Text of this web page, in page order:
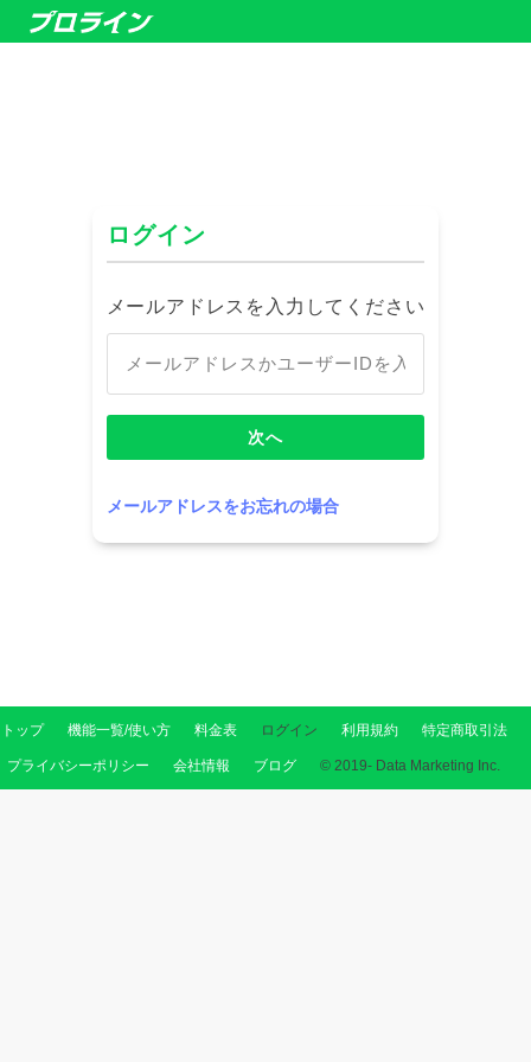
ログイン
メールアドレスを入力してください
次へ
メールアドレスをお忘れの場合
トップ 機能一覧/使い方 料金表 ログイン 利用規約 特定商取引法
プライバシーポリシー 会社情報 ブログ © 2019- Data Marketing Inc.